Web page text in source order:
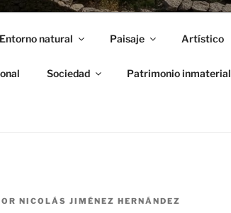
Entorno natural Paisaje Artístico
Sociedad Patrimonio inmaterial
NICOLÁS JIMÉNEZ HERNÁNDEZ